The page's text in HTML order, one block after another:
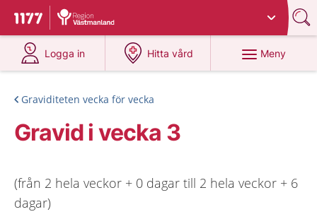
Till startsidan för 1177
Du har valt region
Logga in
på 1177.se
Hitta vård
på 1177.se
Meny
Graviditeten vecka för vecka
Gravid i vecka 3
(från 2 hela veckor + 0 dagar till 2 hela veckor + 6
dagar)